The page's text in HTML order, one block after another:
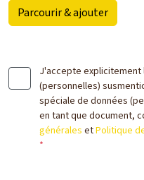
Parcourir & ajouter
J'accepte
(personnelles)
spéciale de données
en tant que document,
générales etPolitique
*